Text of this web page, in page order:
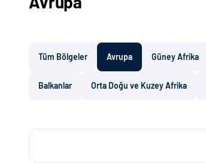
Tüm Bölgeler Avrupa Güney Afrika
Balkanlar Orta Doğu ve Kuzey Afrika